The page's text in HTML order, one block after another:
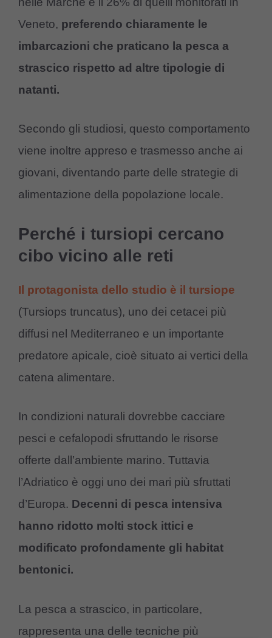
Veneto, preferendo chiaramente le
imbarcazioni che praticano la pesca a
strascico rispetto ad altre tipologie di
natanti.
Secondo gli studiosi, questo comportamento
viene inoltre appreso e trasmesso anche ai
giovani, diventando parte delle strategie di
alimentazione della popolazione locale.
Perché i tursiopi cercano
cibo vicino alle reti
Il protagonista dello studio è il tursiope
(Tursiops truncatus), uno dei cetacei più
diffusi nel Mediterraneo e un importante
predatore apicale, cioè situato ai vertici della
catena alimentare.
In condizioni naturali dovrebbe cacciare
pesci e cefalopodi sfruttando le risorse
offerte dall’ambiente marino. Tuttavia
l’Adriatico è oggi uno dei mari più sfruttati
d’Europa. Decenni di pesca intensiva
hanno ridotto molti stock ittici e
modificato profondamente gli habitat
bentonici.
La pesca a strascico, in particolare,
rappresenta una delle tecniche più